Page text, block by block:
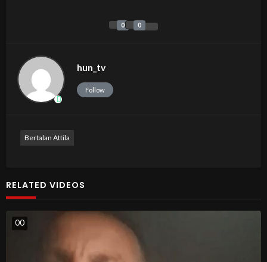
0 0
hun_tv
Follow
Bertalan Attila
RELATED VIDEOS
00